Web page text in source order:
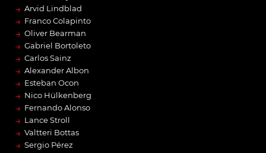
→ Arvid Lindblad
→ Franco Colapinto
→ Oliver Bearman
→ Gabriel Bortoleto
→ Carlos Sainz
→ Alexander Albon
→ Esteban Ocon
→ Nico Hülkenberg
→ Fernando Alonso
→ Lance Stroll
→ Valtteri Bottas
→ Sergio Pérez